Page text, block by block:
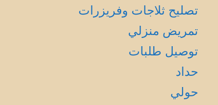
تصليح ثلاجات وفريزرات
تمريض منزلي
توصيل طلبات
حداد
حولي